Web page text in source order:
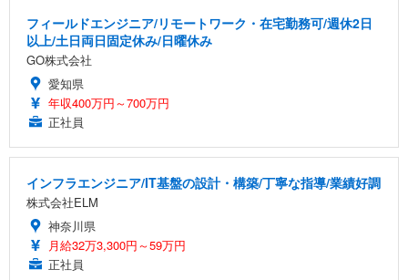
フィールドエンジニア/リモートワーク・在宅勤務可/週休2日
以上/土日両日固定休み/日曜休み
GO株式会社
愛知県
年収400万円～700万円
正社員
インフラエンジニア/IT基盤の設計・構築/丁寧な指導/業績好調
株式会社ELM
神奈川県
月給32万3,300円～59万円
正社員